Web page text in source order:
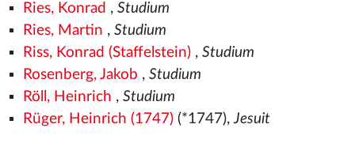
Ries, Konrad , Studium
Ries, Martin , Studium
Riss, Konrad (Staffelstein), Studium
Rosenberg, Jakob , Studium
Röll, Heinrich , Studium
Rüger, Heinrich (1747)(*1747),Jesuit